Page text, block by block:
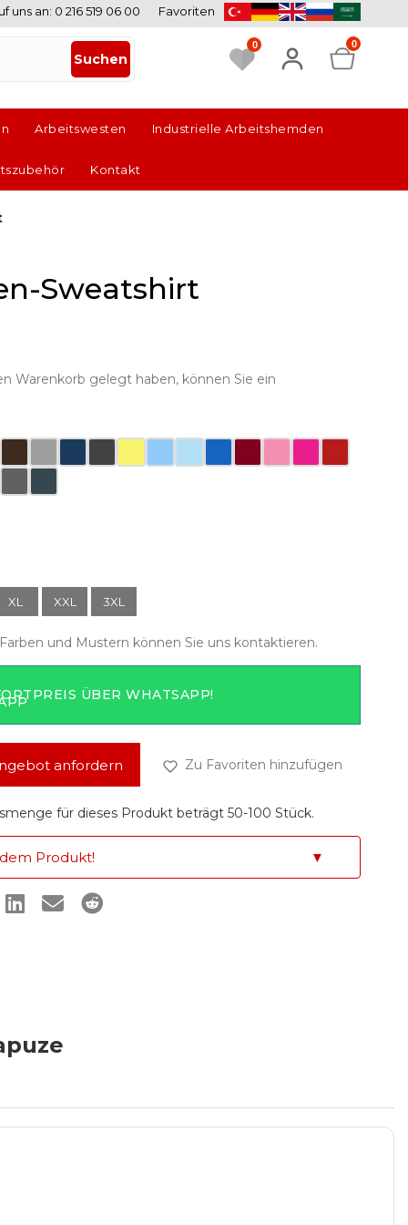
uns an: 0 216 519 06 00 Favoriten
0 0
Arbeitswesten Industrielle Arbeitshemden
Kontakt
Sweatshirt
Warenkorb gelegt haben, können Sie ein
XL XXL 3XL
und Mustern können Sie uns kontaktieren.
ÜBER WHATSAPP!
anfordern Zu Favoriten hinzufügen
für dieses Produkt beträgt 50-100 Stück.
Produkt! ▼